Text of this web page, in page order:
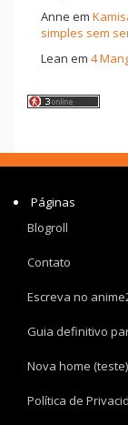
Anne em
simples sem
Lean em 4
Páginas
Blogroll
Contato
Escreva no
Guia definitivo
Nova home (teste)
Política de